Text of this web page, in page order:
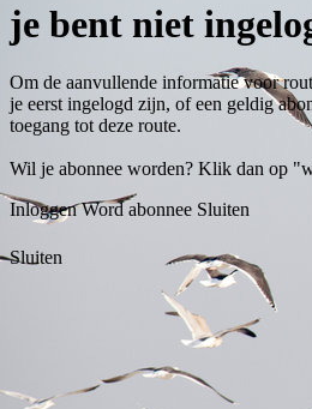
je bent niet
Om de aanvullende informatie voor
je eerst ingelogd zijn, of een geldig
toegang tot deze route.
Wil je abonnee worden? Klik dan op
Inloggen Word abonnee Sluiten
Sluiten